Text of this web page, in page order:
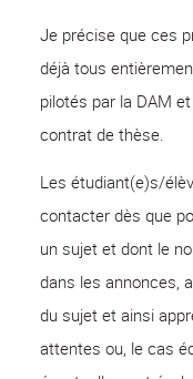
Je précise que ces
déjà tous
pilotés par la DAM
contrat de thèse.
Les étudiant(e)s/
contacter dès que
un sujet et dont le
dans les annonces,
du sujet et ainsi
attentes ou, le cas